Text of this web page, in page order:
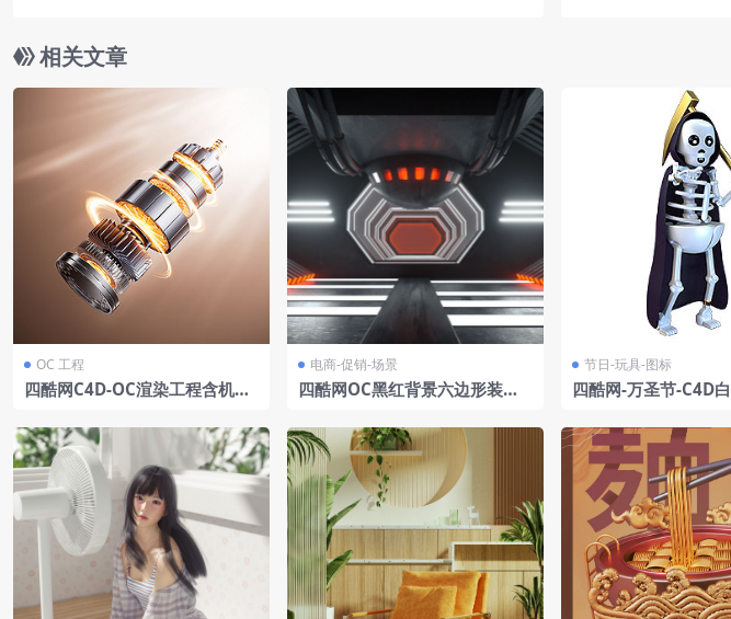
相关文章
OC 工程
四酷网C4D-OC渲染工程含机械
电商-促销-场景
四酷网OC黑红背景六边形装置
节日-玩具-图标
四酷网-万圣节-C4D